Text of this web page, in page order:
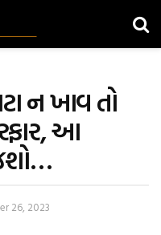
ન ખાવ તો
આ
26, 2023